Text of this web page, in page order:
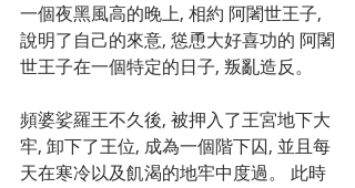
一個夜黑風高的晚上, 相約 阿闍世王子,
說明了自己的來意, 慫恿大好喜功的 阿闍
世王子在一個特定的日子, 叛亂造反。
頻婆娑羅王不久後, 被押入了王宮地下大
牢, 卸下了王位, 成為一個階下囚, 並且每
天在寒冷以及飢渴的地牢中度過。 此時